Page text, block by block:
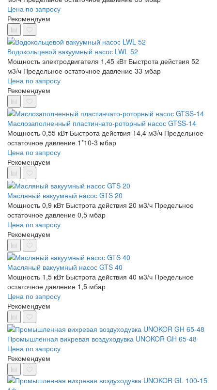
Цена по запросу
Рекомендуем
Водокольцевой вакуумный насос LWL 52
Мощность электродвигателя 1,45 кВт Быстрота действия 52
м3/ч Предельное остаточное давление 33 мбар
Цена по запросу
Рекомендуем
Маслозаполненный пластинчато-роторный насос GTSS-14
Мощность 0,55 кВт Быстрота действия 14,4 м3/ч Предельное
остаточное давление 1*10-3 мбар
Цена по запросу
Рекомендуем
Масляный вакуумный насос GTS 20
Мощность 0,9 кВт Быстрота действия 20 м3/ч Предельное
остаточное давление 0,5 мбар
Цена по запросу
Рекомендуем
Масляный вакуумный насос GTS 40
Мощность 1,5 кВт Быстрота действия 40 м3/ч Предельное
остаточное давление 1,5 мбар
Цена по запросу
Рекомендуем
Промышленная вихревая воздуходувка UNOKOR GH 65-48
Цена по запросу
Рекомендуем